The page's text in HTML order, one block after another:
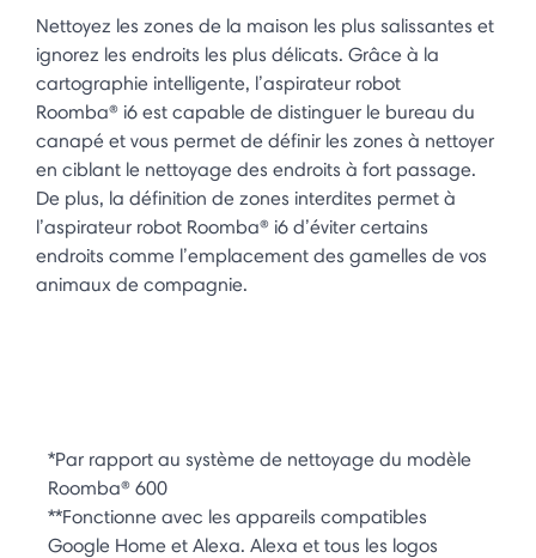
Nettoyez les zones de la maison les plus salissantes et
ignorez les endroits les plus délicats. Grâce à la
cartographie intelligente, l’aspirateur robot
Roomba® i6 est capable de distinguer le bureau du
canapé et vous permet de définir les zones à nettoyer
en ciblant le nettoyage des endroits à fort passage.
De plus, la définition de zones interdites permet à
l’aspirateur robot Roomba® i6 d’éviter certains
endroits comme l’emplacement des gamelles de vos
animaux de compagnie.
*Par rapport au système de nettoyage du modèle
Roomba® 600
**Fonctionne avec les appareils compatibles
Google Home et Alexa. Alexa et tous les logos